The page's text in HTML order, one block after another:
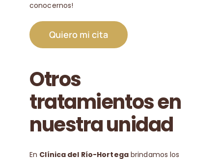
conocernos!
Quiero mi cita
Otros
tratamientos en
nuestra unidad
En Clínica del Río-Hortegabrindamos los